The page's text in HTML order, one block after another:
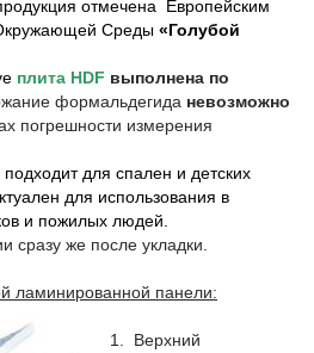
отмечена Европейским
Среды «Голубой
плита HDF выполнена по
формальдегида невозможно
погрешности измерения
для спален и детских
для использования в
и пожилых людей.
сразу же после укладки.
ламинированной панели:
1. Верхний